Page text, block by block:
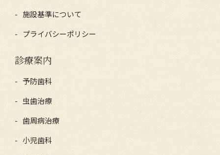
施設基準について
プライバシーポリシー
診療案内
予防歯科
虫歯治療
歯周病治療
小児歯科